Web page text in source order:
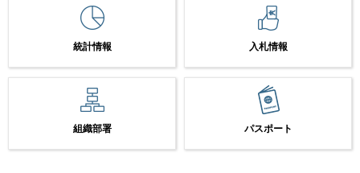
統計情報 入札情報
組織部署 パスポート